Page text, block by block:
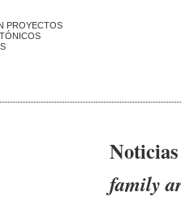
PROYECTOS
family